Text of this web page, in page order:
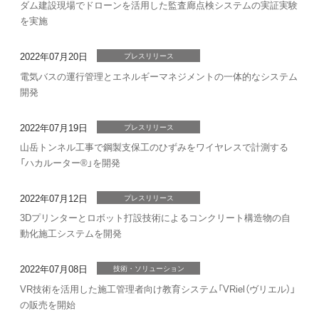
ダム建設現場でドローンを活用した監査廊点検システムの実証実験
を実施
2022年07月20日 プレスリリース
電気バスの運行管理とエネルギーマネジメントの一体的なシステム
開発
2022年07月19日 プレスリリース
山岳トンネル工事で鋼製支保工のひずみをワイヤレスで計測する
「ハカルーター®」を開発
2022年07月12日 プレスリリース
3Dプリンターとロボット打設技術によるコンクリート構造物の自
動化施工システムを開発
2022年07月08日 技術・ソリューション
VR技術を活用した施工管理者向け教育システム「VRiel（ヴリエル）」
の販売を開始